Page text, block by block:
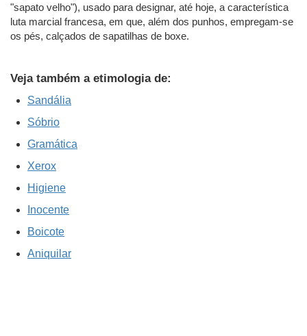
"sapato velho"), usado para designar, até hoje, a característica
luta marcial francesa, em que, além dos punhos, empregam-se
os pés, calçados de sapatilhas de boxe.
Veja também a etimologia de:
Sandália
Sóbrio
Gramática
Xerox
Higiene
Inocente
Boicote
Aniquilar